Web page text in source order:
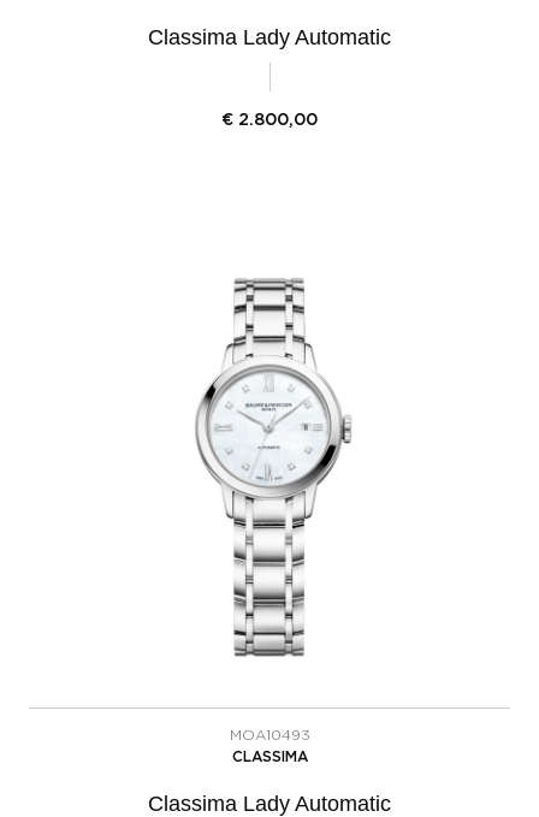
Classima Lady Automatic
€ 2.800,00
MOA10493
CLASSIMA
Classima Lady Automatic